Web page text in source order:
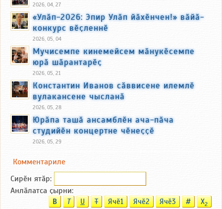
2026, 04, 27
«Улӑп-2026: Эпир Улӑп йӑхӗнчен!» вӑйӑ-
конкурс вӗҫленнӗ
2026, 05, 04
Мучисемпе кинемейсем мӑнукӗсемпе
юрӑ шӑрантарӗҫ
2026, 05, 21
Константин Иванов сӑввисене илемлӗ
вулакансене чысланӑ
2026, 05, 28
Юрӑпа ташӑ ансамблӗн ача-пӑча
студийӗн концертне чӗнеҫҫӗ
2026, 05, 29
Комментариле
Сирӗн ятӑp:
Анлӑлатса ҫырни:
B T U T Ячӗ1 Ячӗ2 Ячӗ3 # X2